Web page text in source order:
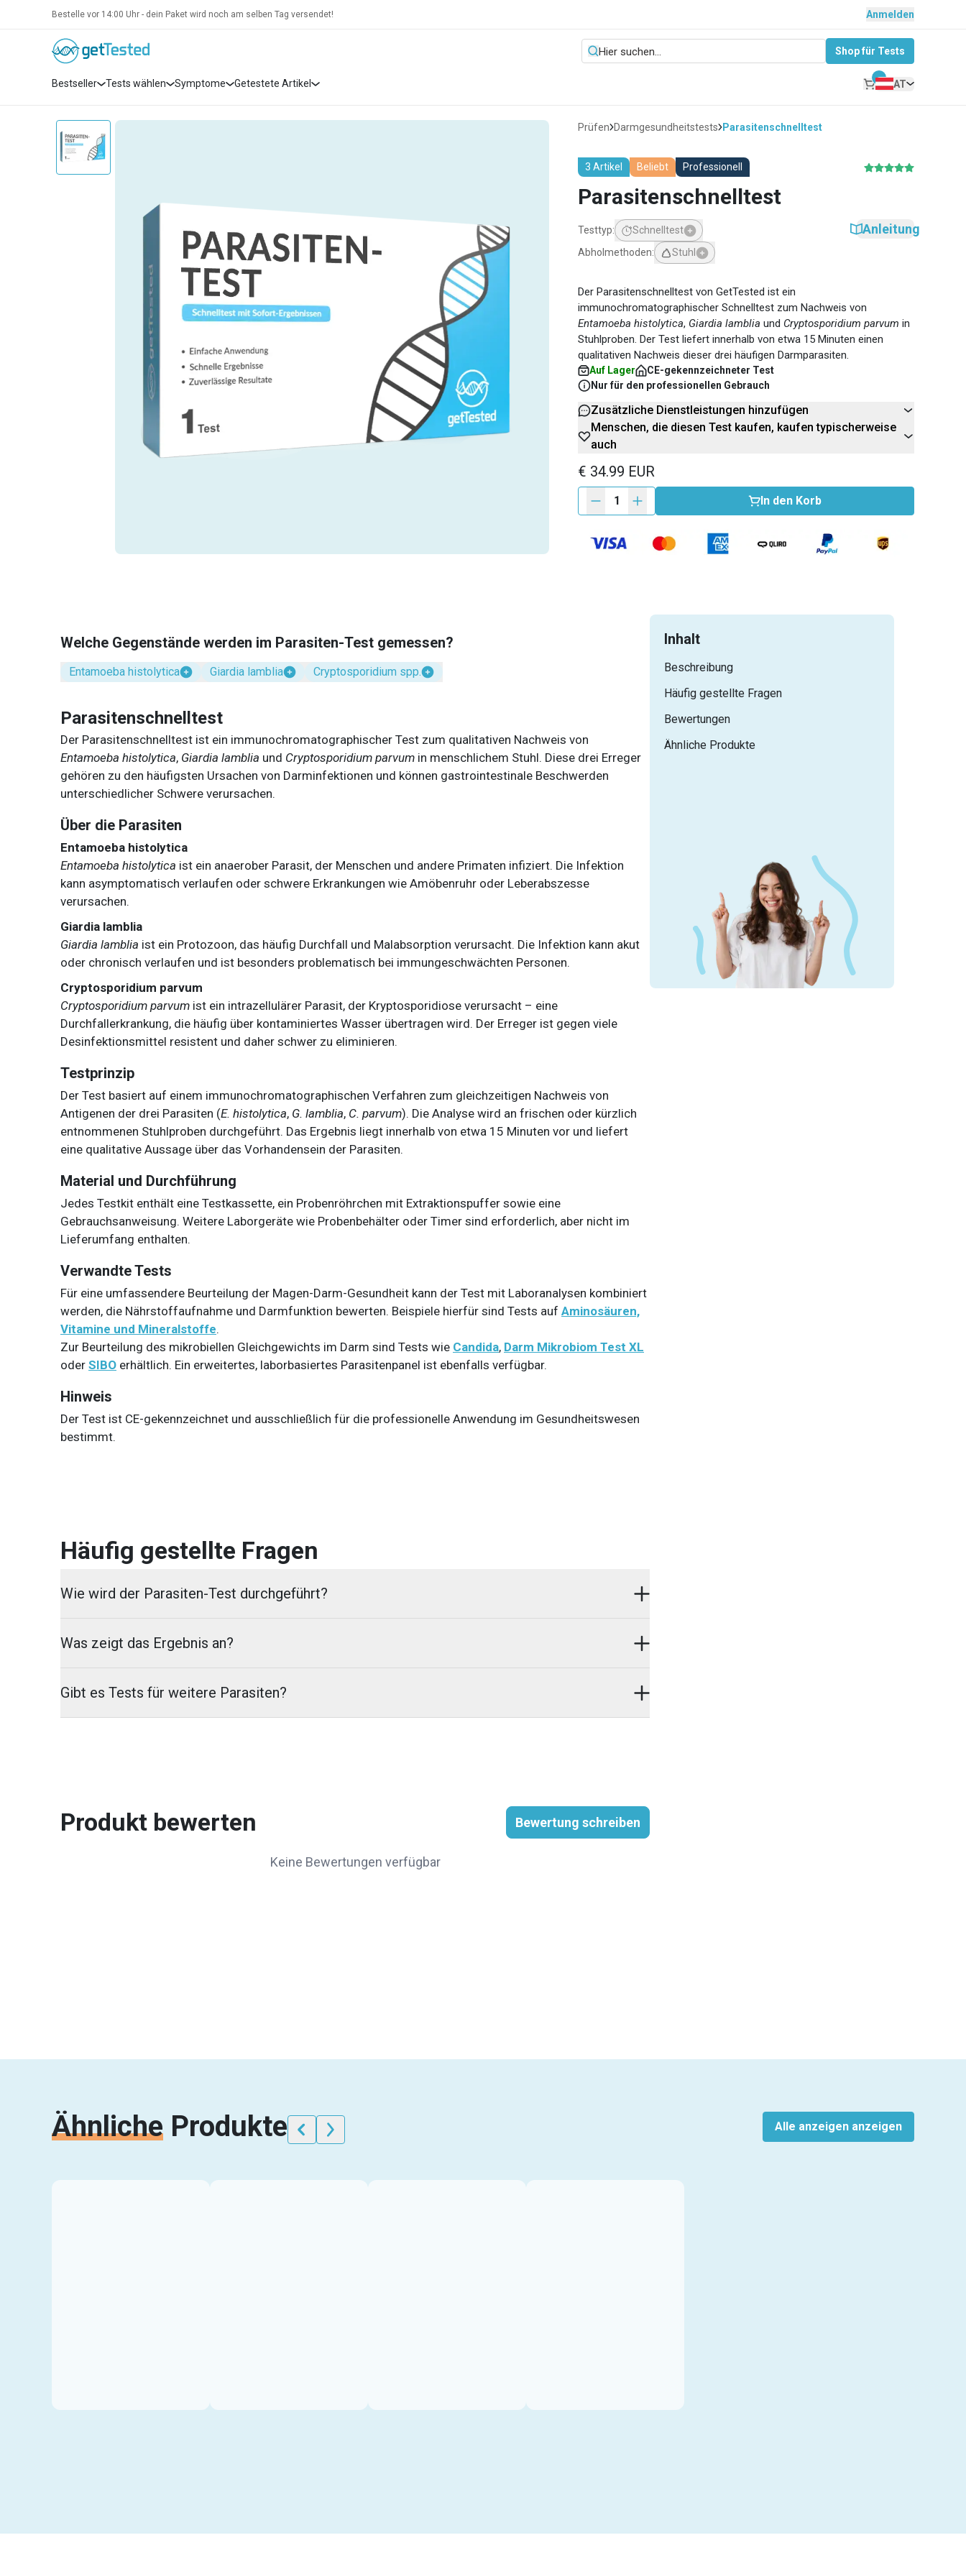
Bestelle vor 14:00 Uhr - dein Paket wird noch am selben Tag versendet! Anmelden
Shop für Tests
Bestseller Tests wählen Symptome Getestete Artikel AT
Prüfen Darmgesundheitstests Parasitenschnelltest
3 Artikel Beliebt Professionell
Parasitenschnelltest
Testtyp:
Schnelltest
Abholmethoden: Stuhl
Anleitung
Der Parasitenschnelltest von GetTested ist ein
immunochromatographischer Schnelltest zum Nachweis von
Entamoeba histolytica, Giardia lamblia und Cryptosporidium parvum in
Stuhlproben. Der Test liefert innerhalb von etwa 15 Minuten einen
qualitativen Nachweis dieser drei häufigen Darmparasiten.
Auf Lager
CE-gekennzeichneter Test
Nur für den professionellen Gebrauch
Zusätzliche Dienstleistungen hinzufügen
Menschen, die diesen Test kaufen, kaufen typischerweise
auch
€ 34.99 EUR
1 In den Korb
Welche Gegenstände werden im Parasiten-Test gemessen?
Entamoeba histolytica Giardia lamblia Cryptosporidium spp.
Parasitenschnelltest
Der Parasitenschnelltest ist ein immunochromatographischer Test zum qualitativen Nachweis von
Entamoeba histolytica, Giardia lamblia und Cryptosporidium parvum in menschlichem Stuhl. Diese drei Erreger
gehören zu den häufigsten Ursachen von Darminfektionen und können gastrointestinale Beschwerden
unterschiedlicher Schwere verursachen.
Über die Parasiten
Entamoeba histolytica
Entamoeba histolytica ist ein anaerober Parasit, der Menschen und andere Primaten infiziert. Die Infektion
kann asymptomatisch verlaufen oder schwere Erkrankungen wie Amöbenruhr oder Leberabszesse
verursachen.
Giardia lamblia
Giardia lamblia ist ein Protozoon, das häufig Durchfall und Malabsorption verursacht. Die Infektion kann akut
oder chronisch verlaufen und ist besonders problematisch bei immungeschwächten Personen.
Cryptosporidium parvum
Cryptosporidium parvum ist ein intrazellulärer Parasit, der Kryptosporidiose verursacht – eine
Durchfallerkrankung, die häufig über kontaminiertes Wasser übertragen wird. Der Erreger ist gegen viele
Desinfektionsmittel resistent und daher schwer zu eliminieren.
Testprinzip
Der Test basiert auf einem immunochromatographischen Verfahren zum gleichzeitigen Nachweis von
Antigenen der drei Parasiten (E. histolytica, G. lamblia, C. parvum). Die Analyse wird an frischen oder kürzlich
entnommenen Stuhlproben durchgeführt. Das Ergebnis liegt innerhalb von etwa 15 Minuten vor und liefert
eine qualitative Aussage über das Vorhandensein der Parasiten.
Material und Durchführung
Jedes Testkit enthält eine Testkassette, ein Probenröhrchen mit Extraktionspuffer sowie eine
Gebrauchsanweisung. Weitere Laborgeräte wie Probenbehälter oder Timer sind erforderlich, aber nicht im
Lieferumfang enthalten.
Verwandte Tests
Für eine umfassendere Beurteilung der Magen-Darm-Gesundheit kann der Test mit Laboranalysen kombiniert
werden, die Nährstoffaufnahme und Darmfunktion bewerten. Beispiele hierfür sind Tests auf Aminosäuren,
Vitamine und Mineralstoffe.
Zur Beurteilung des mikrobiellen Gleichgewichts im Darm sind Tests wie Candida, Darm Mikrobiom Test XL
oder SIBO erhältlich. Ein erweitertes, laborbasiertes Parasitenpanel ist ebenfalls verfügbar.
Hinweis
Der Test ist CE-gekennzeichnet und ausschließlich für die professionelle Anwendung im Gesundheitswesen
bestimmt.
Häufig gestellte Fragen
Wie wird der Parasiten-Test durchgeführt?
Was zeigt das Ergebnis an?
Gibt es Tests für weitere Parasiten?
Produkt bewerten Bewertung schreiben
Keine Bewertungen verfügbar
Inhalt
Beschreibung
Häufig gestellte Fragen
Bewertungen
Ähnliche Produkte
Ähnliche Produkte Alle anzeigen anzeigen